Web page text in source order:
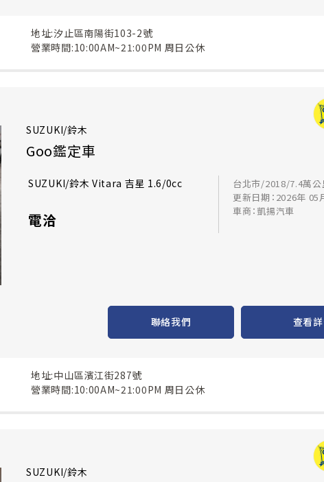
地址:汐止區南陽街103-2號
營業時間:10:00AM~21:00PM 周日公休
SUZUKI/鈴木
Goo鑑定車
SUZUKI/鈴木 Vitara 吉星 1.6/0cc
電洽
台北市/2018/7.4萬公
更新日期：2026年 05
車商：凱揚汽車
聯絡我們 查看
地址:中山區濱江街287號
營業時間:10:00AM~21:00PM 周日公休
SUZUKI/鈴木